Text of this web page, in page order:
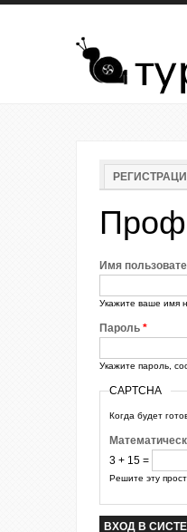
Перейти к основному содержанию
Главные
Имя
Укажите ваше имя
Пароль *
Укажите пароль,
CAPTCHA
Когда будет
3 + 15 =
Решите эту